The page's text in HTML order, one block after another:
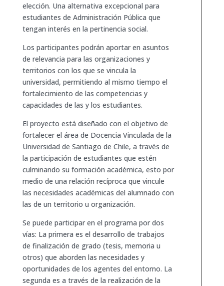
elección. Una alternativa excepcional para
estudiantes de Administración Pública que
tengan interés en la pertinencia social.
Los participantes podrán aportar en asuntos
de relevancia para las organizaciones y
territorios con los que se vincula la
universidad, permitiendo al mismo tiempo el
fortalecimiento de las competencias y
capacidades de las y los estudiantes.
El proyecto está diseñado con el objetivo de
fortalecer el área de Docencia Vinculada de la
Universidad de Santiago de Chile, a través de
la participación de estudiantes que estén
culminando su formación académica, esto por
medio de una relación recíproca que vincule
las necesidades académicas del alumnado con
las de un territorio u organización.
Se puede participar en el programa por dos
vías: La primera es el desarrollo de trabajos
de finalización de grado (tesis, memoria u
otros) que aborden las necesidades y
oportunidades de los agentes del entorno. La
segunda es a través de la realización de la